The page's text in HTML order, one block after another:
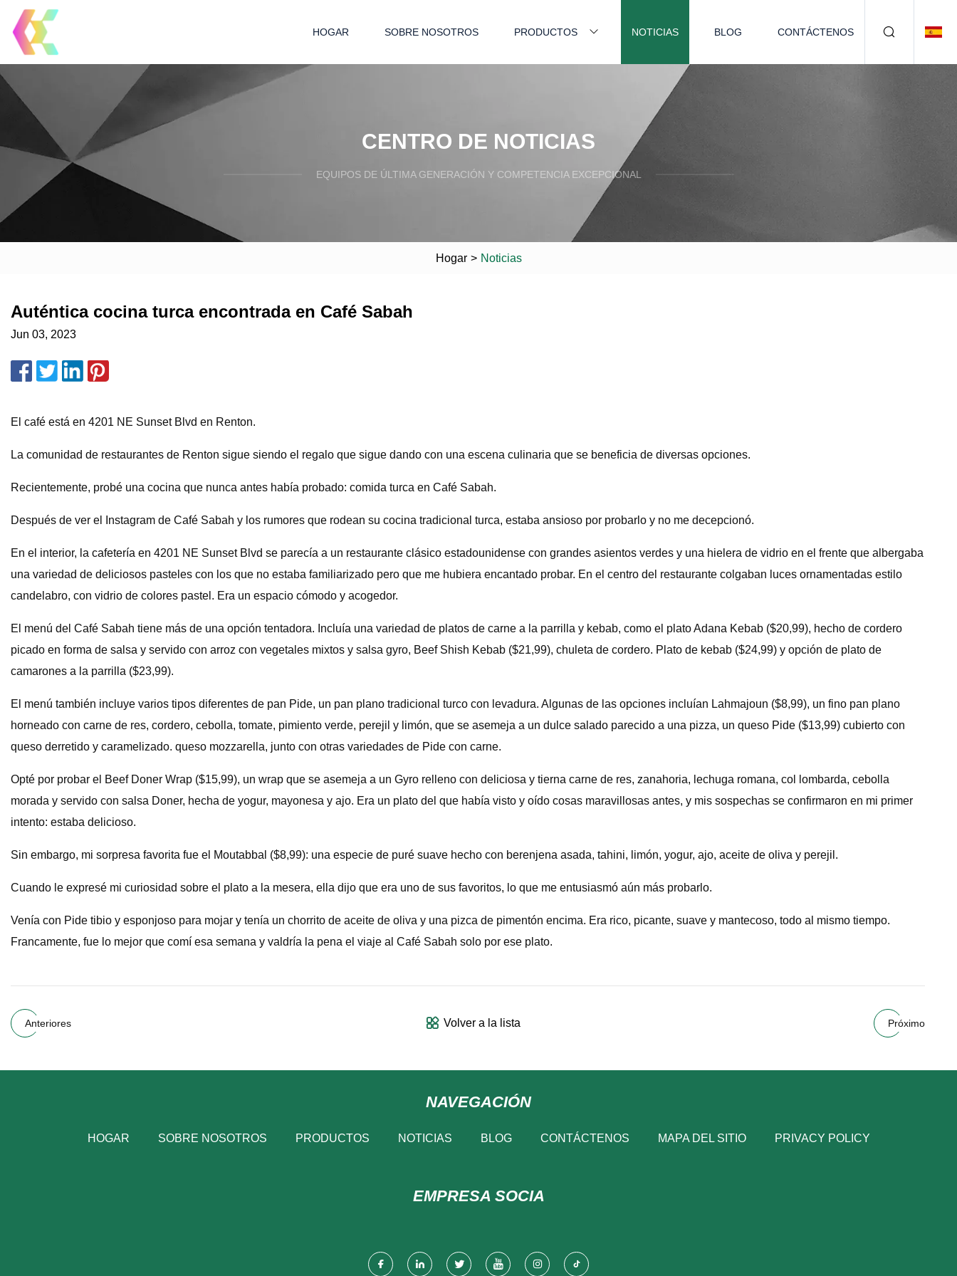
HOGAR SOBRE NOSOTROS PRODUCTOS NOTICIAS BLOG CONTÁCTENOS
CENTRO DE NOTICIAS
EQUIPOS DE ÚLTIMA GENERACIÓN Y COMPETENCIA EXCEPCIONAL
Hogar > Noticias
Auténtica cocina turca encontrada en Café Sabah
Jun 03, 2023
El café está en 4201 NE Sunset Blvd en Renton.
La comunidad de restaurantes de Renton sigue siendo el regalo que sigue dando con una escena culinaria que se beneficia de diversas opciones.
Recientemente, probé una cocina que nunca antes había probado: comida turca en Café Sabah.
Después de ver el Instagram de Café Sabah y los rumores que rodean su cocina tradicional turca, estaba ansioso por probarlo y no me decepcionó.
En el interior, la cafetería en 4201 NE Sunset Blvd se parecía a un restaurante clásico estadounidense con grandes asientos verdes y una hielera de vidrio en el frente que albergaba
una variedad de deliciosos pasteles con los que no estaba familiarizado pero que me hubiera encantado probar. En el centro del restaurante colgaban luces ornamentadas estilo
candelabro, con vidrio de colores pastel. Era un espacio cómodo y acogedor.
El menú del Café Sabah tiene más de una opción tentadora. Incluía una variedad de platos de carne a la parrilla y kebab, como el plato Adana Kebab ($20,99), hecho de cordero
picado en forma de salsa y servido con arroz con vegetales mixtos y salsa gyro, Beef Shish Kebab ($21,99), chuleta de cordero. Plato de kebab ($24,99) y opción de plato de
camarones a la parrilla ($23,99).
El menú también incluye varios tipos diferentes de pan Pide, un pan plano tradicional turco con levadura. Algunas de las opciones incluían Lahmajoun ($8,99), un fino pan plano
horneado con carne de res, cordero, cebolla, tomate, pimiento verde, perejil y limón, que se asemeja a un dulce salado parecido a una pizza, un queso Pide ($13,99) cubierto con
queso derretido y caramelizado. queso mozzarella, junto con otras variedades de Pide con carne.
Opté por probar el Beef Doner Wrap ($15,99), un wrap que se asemeja a un Gyro relleno con deliciosa y tierna carne de res, zanahoria, lechuga romana, col lombarda, cebolla
morada y servido con salsa Doner, hecha de yogur, mayonesa y ajo. Era un plato del que había visto y oído cosas maravillosas antes, y mis sospechas se confirmaron en mi primer
intento: estaba delicioso.
Sin embargo, mi sorpresa favorita fue el Moutabbal ($8,99): una especie de puré suave hecho con berenjena asada, tahini, limón, yogur, ajo, aceite de oliva y perejil.
Cuando le expresé mi curiosidad sobre el plato a la mesera, ella dijo que era uno de sus favoritos, lo que me entusiasmó aún más probarlo.
Venía con Pide tibio y esponjoso para mojar y tenía un chorrito de aceite de oliva y una pizca de pimentón encima. Era rico, picante, suave y mantecoso, todo al mismo tiempo.
Francamente, fue lo mejor que comí esa semana y valdría la pena el viaje al Café Sabah solo por ese plato.
Anteriores Volver a la lista Próximo
NAVEGACIÓN
HOGAR SOBRE NOSOTROS PRODUCTOS NOTICIAS BLOG CONTÁCTENOS MAPA DEL SITIO PRIVACY POLICY
EMPRESA SOCIA